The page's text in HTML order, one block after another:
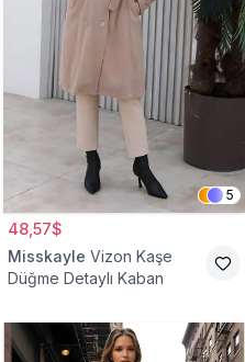
5
48,57$
Misskayle Vizon Kaşe
Düğme Detaylı Kaban